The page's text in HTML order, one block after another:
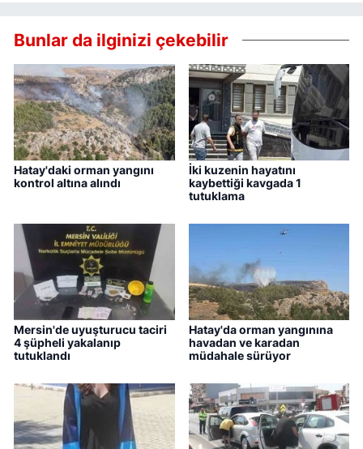
Bunlar da ilginizi çekebilir
Hatay'daki orman yangını
kontrol altına alındı
İki kuzenin hayatını
kaybettiği kavgada 1
tutuklama
Mersin'de uyuşturucu taciri
4 şüpheli yakalanıp
tutuklandı
Hatay'da orman yangınına
havadan ve karadan
müdahale sürüyor